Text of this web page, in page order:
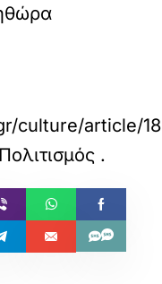
culture/article/
.